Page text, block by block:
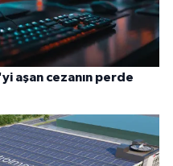
aşan cezanın perde